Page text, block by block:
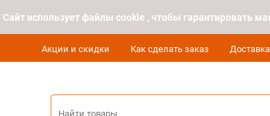
Cайт использует файлы cookie , чтобы гарантировать
Акции и скидки Как сделать заказ